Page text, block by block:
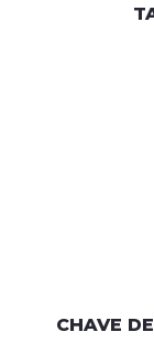
CHAVE